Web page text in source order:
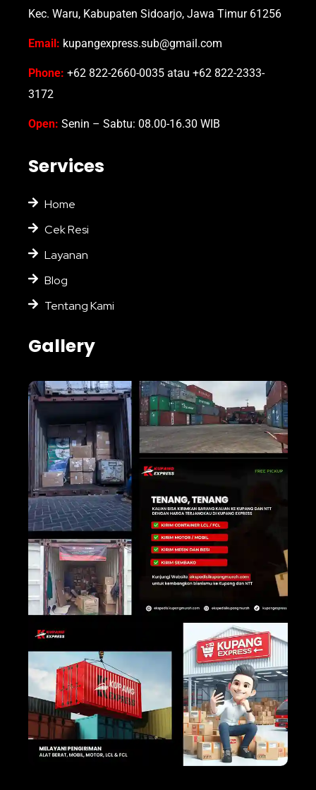
Kec. Waru, Kabupaten Sidoarjo, Jawa Timur 61256
Email: kupangexpress.sub@gmail.com
Phone: +62 822-2660-0035 atau +62 822-2333-
3172
Open: Senin – Sabtu: 08.00-16.30 WIB
Services
Home
Cek Resi
Layanan
Blog
Tentang Kami
Gallery